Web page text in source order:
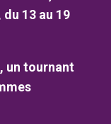
13 au 19
un tournant